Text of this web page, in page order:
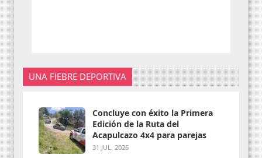
UNA FIEBRE DEPORTIVA
Concluye con éxito la Primera
Edición de la Ruta del
Acapulcazo 4x4 para parejas
31 JUL. 2026